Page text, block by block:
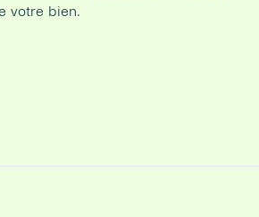
votre bien.